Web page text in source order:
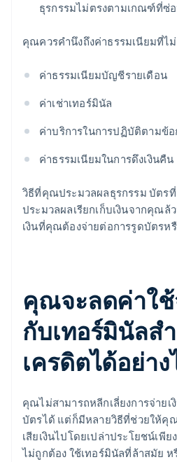
ธุรกรรมไม่ตรงตามเกณฑ์ที่ซ่
คุณควรคำนึงถึงค่าธรรมเนียมที่ไ
ค่าธรรมเนียมบัญชีรายเดือน
ค่าเช่าเทอร์มินัล
ค่าบริการในการปฏิบัติตามข้อ
ค่าธรรมเนียมในการดึงเงินคืน
วิธีที่คุณประมวลผลธุรกรรม บัตร
ประมวลผลเรียกเก็บเงินจากคุณ
เงินที่คุณต้องจ่ายต่อการรูดบัตรห
คุณจะลดค่าใช้
กับเทอร์มินัลส
เครดิตได้อย่าง
คุณไม่สามารถหลีกเลี่ยงการจ่ายเ
บัตรได้ แต่ก็มีหลายวิธีที่ช่วยให้คุ
เสียเงินไปโดยเปล่าประโยชน์เพีย
ไม่ถูกต้อง ใช้เทอร์มินัลที่ล้าสมัย